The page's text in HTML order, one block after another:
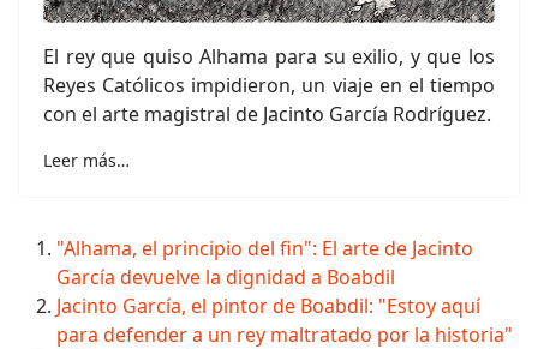
El rey que quiso Alhama para su exilio, y que los
Reyes Católicos impidieron, un viaje en el tiempo
con el arte magistral de Jacinto García Rodríguez.
Leer más…
"Alhama, el principio del fin": El arte de Jacinto
García devuelve la dignidad a Boabdil
Jacinto García, el pintor de Boabdil: "Estoy aquí
para defender a un rey maltratado por la historia"